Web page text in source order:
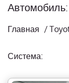
Главная /
Система: